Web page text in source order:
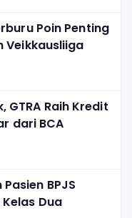
Poin Penting
Veikkausliiga
GTRA Raih Kredit
dari BCA
BPJS
Dua